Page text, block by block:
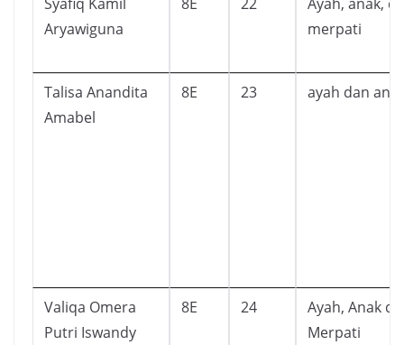
Aryawiguna
merpati
Talisa Anandita
Amabel
8E 23 ayah dan
Valiqa Omera
Putri Iswandy
8E 24
Ayah, Anak
Merpati